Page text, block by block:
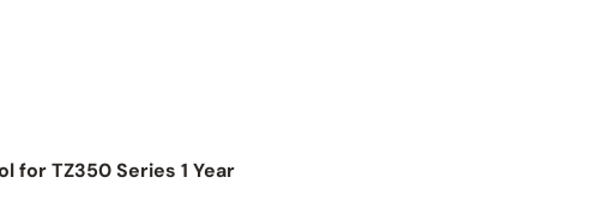
TZ350 Series 1 Year